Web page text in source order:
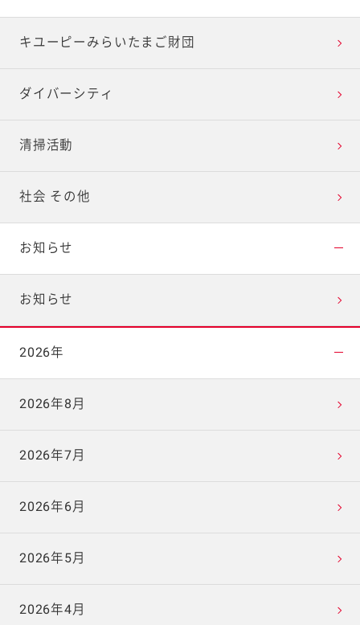
キユーピーみらいたまご財団
ダイバーシティ
清掃活動
社会 その他
お知らせ
お知らせ
2026年
2026年8月
2026年7月
2026年6月
2026年5月
2026年4月